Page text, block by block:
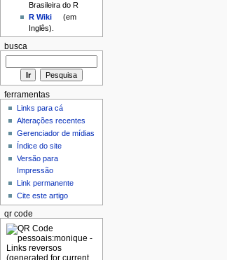
Brasileira do R
R Wiki
(em
Inglês).
busca
ferramentas
Links para cá
Alterações recentes
Gerenciador de mídias
Índice do site
Versão para
Impressão
Link permanente
Cite este artigo
qr code